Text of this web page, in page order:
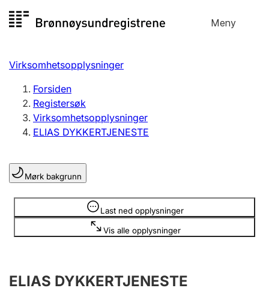
til
Meny
Registersøk
Aksjeselskap
Enkeltpersonforetak
Registrere, endre, slette
Lag og forening
Registrere, endre, slette
Årsregnskap
Virksomhetsopplysninger
Forsiden
Registersøk
Virksomhetsopplysninger
ELIAS DYKKERTJENESTE
Mørk bakgrunn
Last ned opplysninger
Vis alle opplysninger
Opplysninger er skjult
ELIAS DYKKERTJENESTE